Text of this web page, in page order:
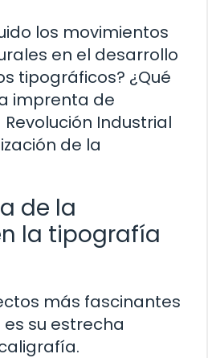
los movimientos
en el desarrollo
tipográficos? ¿Qué
imprenta de
Industrial
de la
de la
la tipografía
más fascinantes
su estrecha